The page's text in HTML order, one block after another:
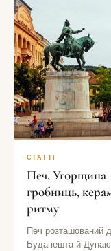
СТАТТІ
Печ, Угорщина
гробниць,
ритму
Печ розташований
Будапешта й